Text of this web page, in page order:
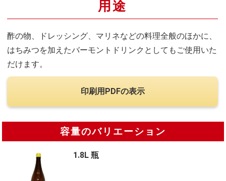
用途
酢の物、ドレッシング、マリネなどの料理全般のほかに、
はちみつを加えたバーモントドリンクとしてもご使用いた
だけます。
印刷用PDFの表示
容量のバリエーション
1.8L 瓶